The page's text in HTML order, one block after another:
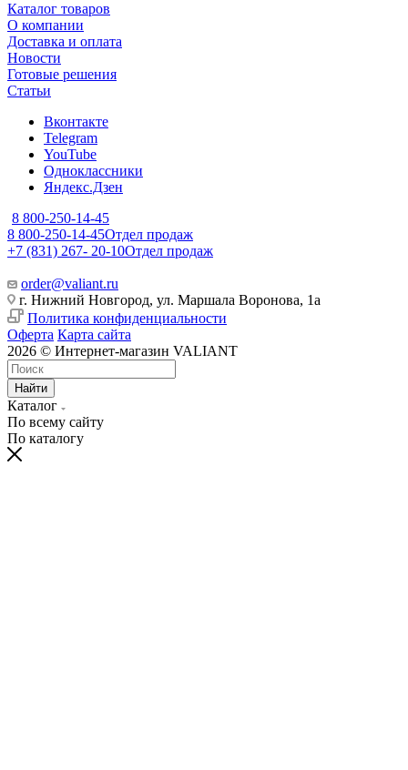
Каталог товаров
О компании
Доставка и оплата
Новости
Готовые решения
Статьи
Вконтакте
Telegram
YouTube
Одноклассники
Яндекс.Дзен
8 800-250-14-45
8 800-250-14-45Отдел продаж
+7 (831) 267- 20-10Отдел продаж
order@valiant.ru
г. Нижний Новгород, ул. Маршала Воронова, 1а
Политика конфиденциальности
Оферта Карта сайта
2026 © Интернет-магазин VALIANT
Найти
Каталог
По всему сайту
По каталогу